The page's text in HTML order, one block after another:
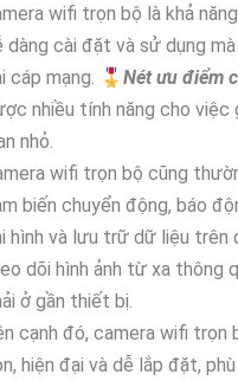
wifi trọn bộ là khả
dàng cài đặt và sử dụng
cáp mạng. 🎖️ Nét ưu điểm
nhiều tính năng cho việc
nhỏ.
wifi trọn bộ cũng
biến chuyển động, báo
hình và lưu trữ dữ liệu trên
dõi hình ảnh từ xa thông
ở gần thiết bị.
cạnh đó, camera wifi
hiện đại và dễ lắp đặt,